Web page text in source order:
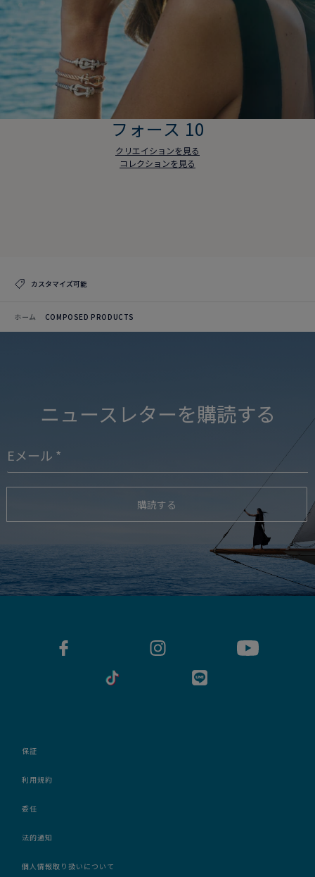
フォース 10
クリエイションを見る
コレクションを見る
カスタマイズ可能
ホーム COMPOSED PRODUCTS
ニュースレターを購読する
購読する
保証
利用規約
委任
法的通知
個人情報取り扱いについて